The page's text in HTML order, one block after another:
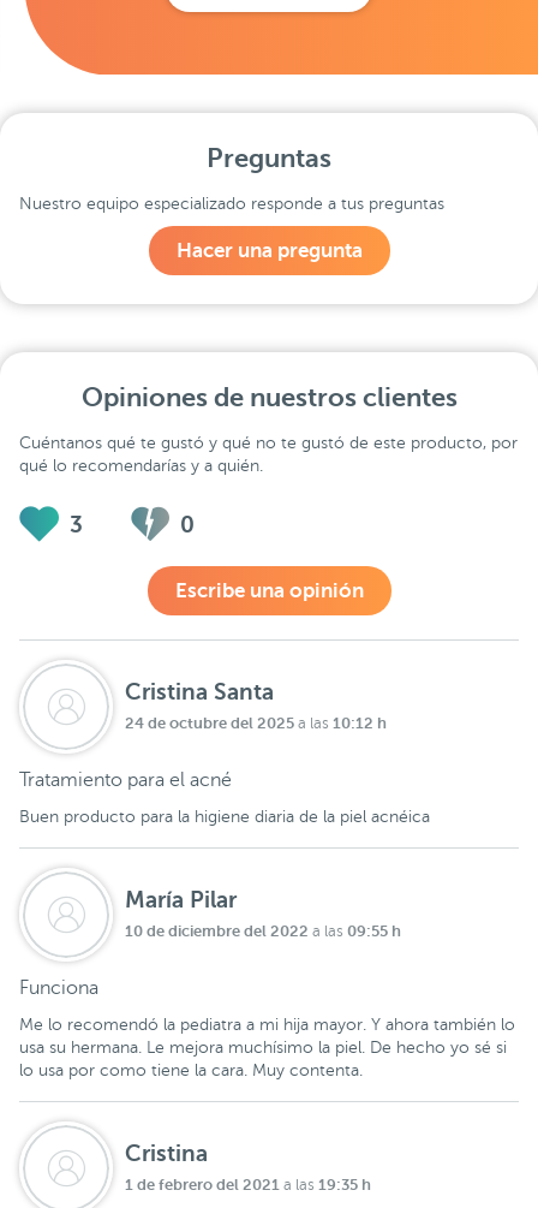
Preguntas
Nuestro equipo especializado responde a tus preguntas
Hacer una pregunta
Opiniones de nuestros clientes
Cuéntanos qué te gustó y qué no te gustó de este producto, por
qué lo recomendarías y a quién.
3 0
Escribe una opinión
Cristina Santa
24 de octubre del 2025 a las 10:12 h
Tratamiento para el acné
Buen producto para la higiene diaria de la piel acnéica
María Pilar
10 de diciembre del 2022 a las 09:55 h
Funciona
Me lo recomendó la pediatra a mi hija mayor. Y ahora también lo
usa su hermana. Le mejora muchísimo la piel. De hecho yo sé si
lo usa por como tiene la cara. Muy contenta.
Cristina
1 de febrero del 2021 a las 19:35 h